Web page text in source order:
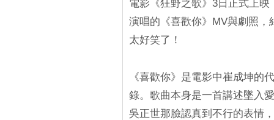
電影《狂野之歌》3日正式上
演唱的《喜歡你》MV與劇照
太好笑了！
《喜歡你》是電影中崔成坤的
錄。歌曲本身是一首講述墜入
吳正世那臉認真到不行的表情